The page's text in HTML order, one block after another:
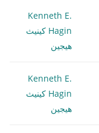
Kenneth E.
Hagin كينيث
هيجين
Kenneth E.
Hagin كينيث
هيجين